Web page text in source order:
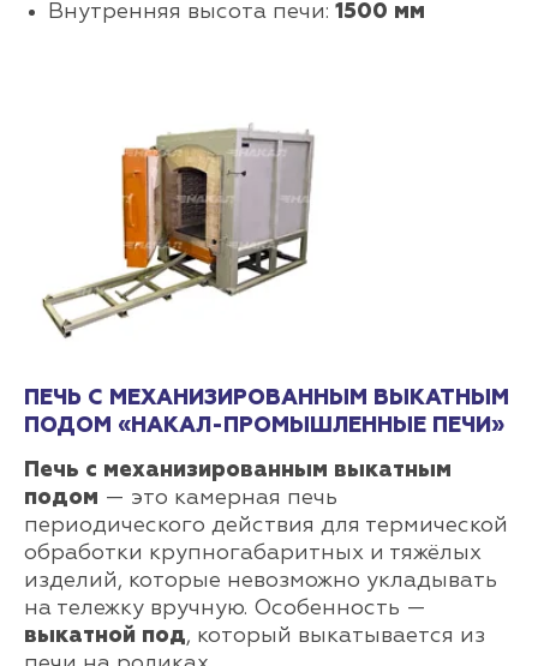
Внутренняя высота печи: 1500 мм
ПЕЧЬ С МЕХАНИЗИРОВАННЫМ ВЫКАТНЫМ
ПОДОМ «НАКАЛ-ПРОМЫШЛЕННЫЕ ПЕЧИ»
Печь с механизированным выкатным
подом — это камерная печь
периодического действия для термической
обработки крупногабаритных и тяжёлых
изделий, которые невозможно укладывать
на тележку вручную. Особенность —
выкатной под, который выкатывается из